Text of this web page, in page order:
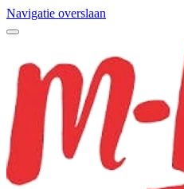
Navigatie overslaan